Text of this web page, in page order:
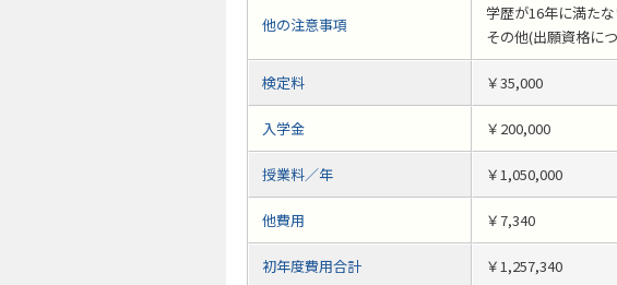
他の注意事項
学歴が16年に満た
その他(出願資格に
検定料 ￥35,000
入学金 ￥200,000
授業料／年 ￥1,050,000
他費用 ￥7,340
初年度費用合計 ￥1,257,340